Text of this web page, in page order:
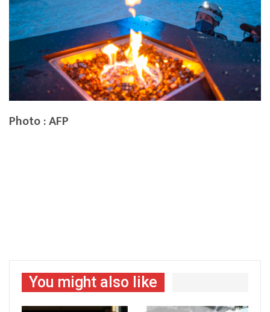
Photo : AFP
You might also like